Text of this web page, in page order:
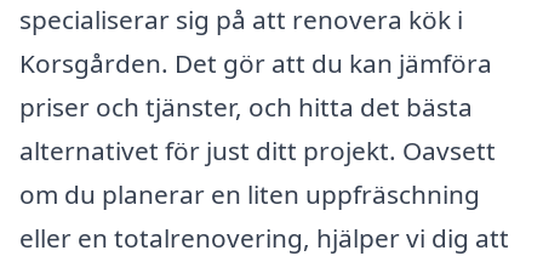
specialiserar sig på att renovera kök i
Korsgården. Det gör att du kan jämföra
priser och tjänster, och hitta det bästa
alternativet för just ditt projekt. Oavsett
om du planerar en liten uppfräschning
eller en totalrenovering, hjälper vi dig att